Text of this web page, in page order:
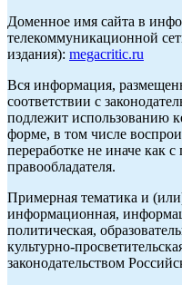
Доменное имя сайта в
телекоммуникационной
издания): megacritic.ru
Вся информация,
соответствии с
подлежит использованию
форме, в том числе
переработке не иначе как
правообладателя.
Примерная тематика и
информационная,
политическая,
культурно-
законодательством